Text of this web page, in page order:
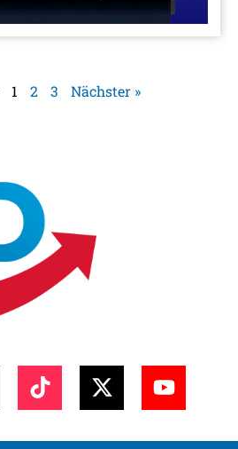
1 2 3 Nächster »